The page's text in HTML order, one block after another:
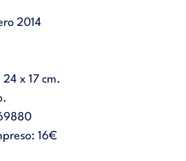
2014
24 x 17 cm.
.
16€